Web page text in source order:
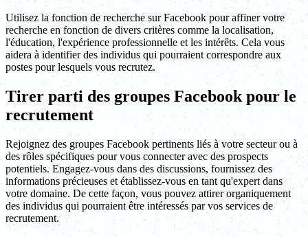
Utilisez la fonction de recherche sur Facebook pour affiner votre
recherche en fonction de divers critères comme la localisation,
l'éducation, l'expérience professionnelle et les intérêts. Cela vous
aidera à identifier des individus qui pourraient correspondre aux
postes pour lesquels vous recrutez.
Tirer parti des groupes Facebook pour le
recrutement
Rejoignez des groupes Facebook pertinents liés à votre secteur ou à
des rôles spécifiques pour vous connecter avec des prospects
potentiels. Engagez-vous dans des discussions, fournissez des
informations précieuses et établissez-vous en tant qu'expert dans
votre domaine. De cette façon, vous pouvez attirer organiquement
des individus qui pourraient être intéressés par vos services de
recrutement.